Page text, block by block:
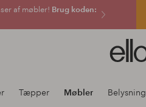
af møbler! Brug koden:
Ellos
logo
gå
Tæpper Møbler Belysning